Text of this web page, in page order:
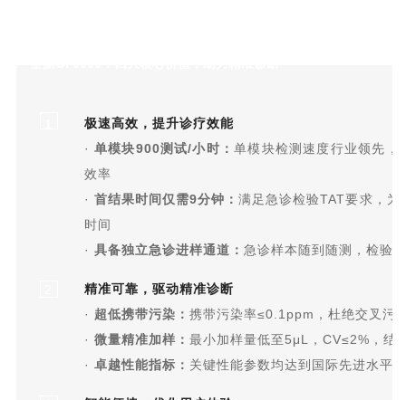
极速高效，提升诊疗效能
· 单模块900测试/小时：单模块检测速度行业领先，
效率
· 首结果时间仅需9分钟：满足急诊检验TAT要求，为
时间
· 具备独立急诊进样通道： 急诊样本随到随测，检验
精准可靠，驱动精准诊断
· 超低携带污染： 携带污染率≤0.1ppm，杜绝交叉污
· 微量精准加样： 最小加样量低至5μL，CV≤2%，结
· 卓越性能指标： 关键性能参数均达到国际先进水平